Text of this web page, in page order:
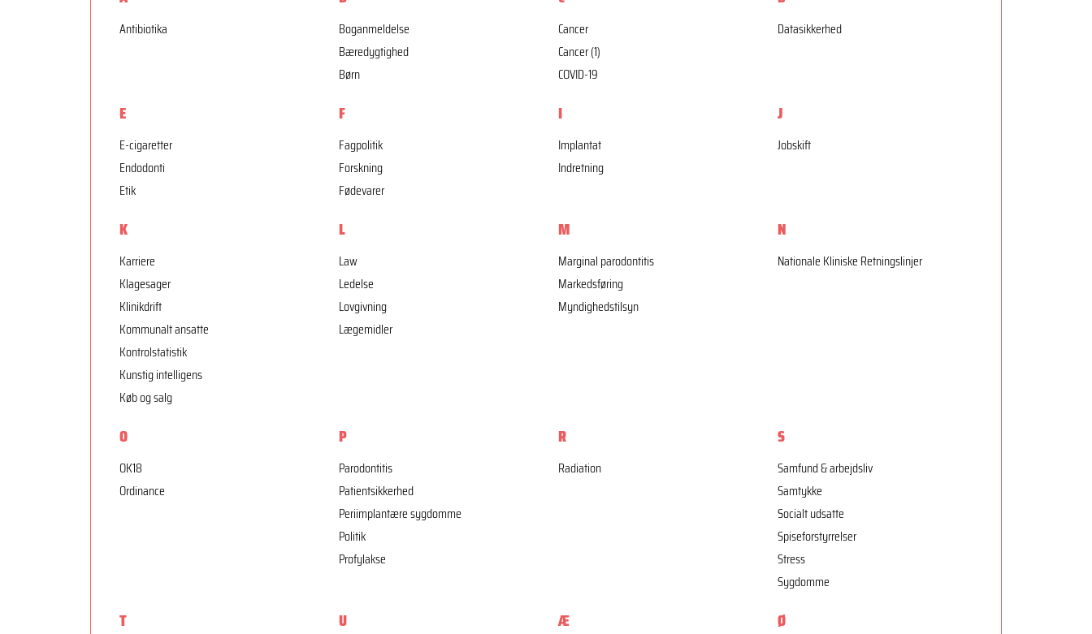
Antibiotika
Boganmeldelse
Bæredygtighed
Børn
Cancer
Cancer (1)
COVID-19
Datasikkerhed
E
E-cigaretter
Endodonti
Etik
F
Fagpolitik
Forskning
Fødevarer
I
Implantat
Indretning
J
Jobskift
K
Karriere
Klagesager
Klinikdrift
Kommunalt ansatte
Kontrolstatistik
Kunstig intelligens
Køb og salg
L
Law
Ledelse
Lovgivning
Lægemidler
M
Marginal parodontitis
Markedsføring
Myndighedstilsyn
N
Nationale Kliniske Retningslinjer
O
OK18
Ordinance
P
Parodontitis
Patientsikkerhed
Periimplantære sygdomme
Politik
Profylakse
R
Radiation
S
Samfund & arbejdsliv
Samtykke
Socialt udsatte
Spiseforstyrrelser
Stress
Sygdomme
T U Æ Ø